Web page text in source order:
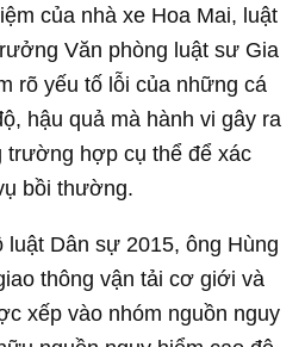
của nhà xe Hoa Mai, luật
Văn phòng luật sư Gia
rõ yếu tố lỗi của những cá
hậu quả mà hành vi gây ra
hợp cụ thể để xác
bồi thường.
Dân sự 2015, ông Hùng
thông vận tải cơ giới và
xếp vào nhóm nguồn nguy